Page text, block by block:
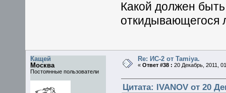
Какой должен
откидывающегося
Кащей
Москва
Постоянные пользователи
Re: ИС-2 от Tamiya.
« Ответ #38 : 20 Декабрь, 2011,
Цитата: IVANOV от 20